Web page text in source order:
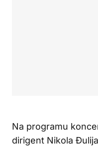
Na programu
dirigent Nikola